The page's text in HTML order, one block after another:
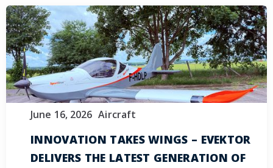
June 16, 2026 Aircraft
INNOVATION TAKES WINGS – EVEKTOR
DELIVERS THE LATEST GENERATION OF